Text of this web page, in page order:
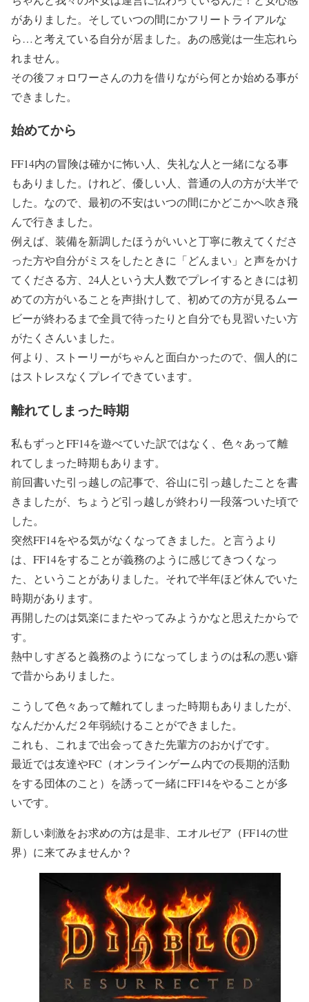
がありました。そしていつの間にかフリートライアルな
ら…と考えている自分が居ました。あの感覚は一生忘れら
れません。
その後フォロワーさんの力を借りながら何とか始める事が
できました。
始めてから
FF14内の冒険は確かに怖い人、失礼な人と一緒になる事
もありました。けれど、優しい人、普通の人の方が大半で
した。なので、最初の不安はいつの間にかどこかへ吹き飛
んで行きました。
例えば、装備を新調したほうがいいと丁寧に教えてくださ
った方や自分がミスをしたときに「どんまい」と声をかけ
てくださる方、24人という大人数でプレイするときには初
めての方がいることを声掛けして、初めての方が見るムー
ビーが終わるまで全員で待ったりと自分でも見習いたい方
がたくさんいました。
何より、ストーリーがちゃんと面白かったので、個人的に
はストレスなくプレイできています。
離れてしまった時期
私もずっとFF14を遊べていた訳ではなく、色々あって離
れてしまった時期もあります。
前回書いた引っ越しの記事で、谷山に引っ越したことを書
きましたが、ちょうど引っ越しが終わり一段落ついた頃で
した。
突然FF14をやる気がなくなってきました。と言うより
は、FF14をすることが義務のように感じてきつくなっ
た、ということがありました。それで半年ほど休んでいた
時期があります。
再開したのは気楽にまたやってみようかなと思えたからで
す。
熱中しすぎると義務のようになってしまうのは私の悪い癖
で昔からありました。
こうして色々あって離れてしまった時期もありましたが、
なんだかんだ２年弱続けることができました。
これも、これまで出会ってきた先輩方のおかげです。
最近では友達やFC（オンラインゲーム内での長期的活動
をする団体のこと）を誘って一緒にFF14をやることが多
いです。
新しい刺激をお求めの方は是非、エオルゼア（FF14の世
界）に来てみませんか？